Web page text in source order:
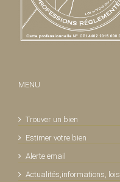
MENU
Trouver un bien
Estimer votre bien
Alerte email
Actualités,informations, lois